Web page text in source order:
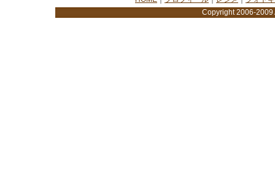
Copyright 2006-2009